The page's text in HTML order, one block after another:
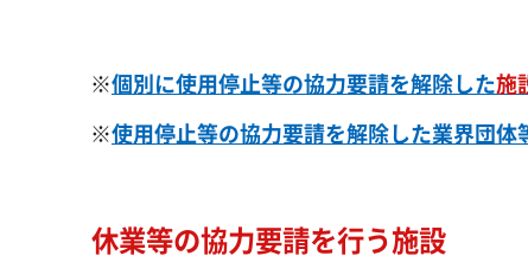
※個別に使用停止等の協力要請を解除した施
※使用停止等の協力要請を解除した業界団
休業等の協力要請を行う施設